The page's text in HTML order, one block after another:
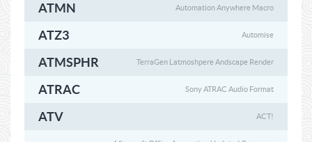
ATMN Automation Anywhere Macro
ATZ3 Automise
ATMSPHR TerraGen Latmoshpere Andscape Render
ATRAC Sony ATRAC Audio Format
ATV ACT!